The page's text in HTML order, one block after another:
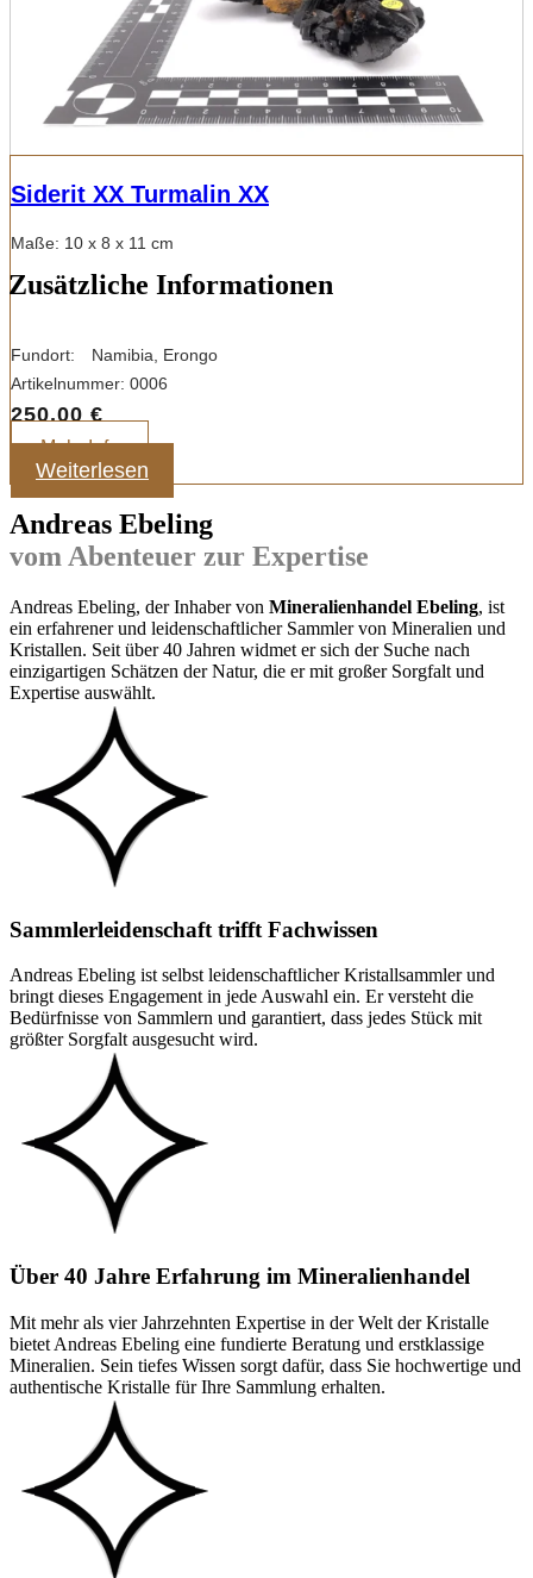
Siderit XX Turmalin XX
Maße: 10 x 8 x 11 cm
Zusätzliche Informationen
Fundort:
Namibia, Erongo
Artikelnummer: 0006
250,00€
Mehr Info
Weiterlesen
Andreas Ebeling
vom Abenteuer zur Expertise
Andreas Ebeling, der Inhaber von Mineralienhandel Ebeling, ist
ein erfahrener und leidenschaftlicher Sammler von Mineralien und
Kristallen. Seit über 40 Jahren widmet er sich der Suche nach
einzigartigen Schätzen der Natur, die er mit großer Sorgfalt und
Expertise auswählt.
Sammlerleidenschaft trifft Fachwissen
Andreas Ebeling ist selbst leidenschaftlicher Kristallsammler und
bringt dieses Engagement in jede Auswahl ein. Er versteht die
Bedürfnisse von Sammlern und garantiert, dass jedes Stück mit
größter Sorgfalt ausgesucht wird.
Über 40 Jahre Erfahrung im Mineralienhandel
Mit mehr als vier Jahrzehnten Expertise in der Welt der Kristalle
bietet Andreas Ebeling eine fundierte Beratung und erstklassige
Mineralien. Sein tiefes Wissen sorgt dafür, dass Sie hochwertige und
authentische Kristalle für Ihre Sammlung erhalten.